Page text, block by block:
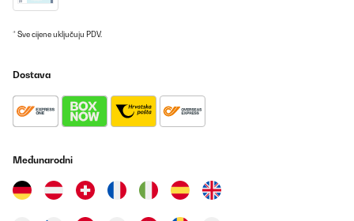
Prevedi
Quien busca estilo industrial con buena elegancia es un
acierto.Para mi cumple todas las expectativas que se puede pedir
de una placa de gas,buenos fuegos(desde mas pequeño para
son de hierro fundido,se limpian fácil.Para mi un 10.
Usuario/a de amazon
* Sve cijene uključuju PDV.
Dostava
Međunarodni